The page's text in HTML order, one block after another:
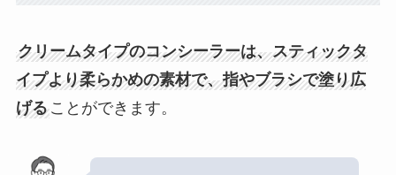
クリームタイプのコンシーラーは、スティックタ
イプより柔らかめの素材で、指やブラシで塗り広
げることができます。